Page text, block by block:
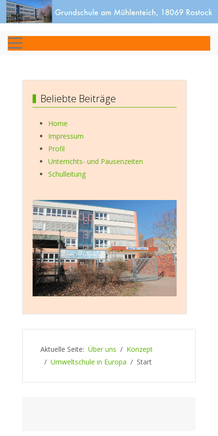
Beliebte Beiträge
Home
Impressum
Profil
Unterrichts- und Pausenzeiten
Schulleitung
Aktuelle Seite: Über uns
Konzept
Umweltschule in Europa
Start